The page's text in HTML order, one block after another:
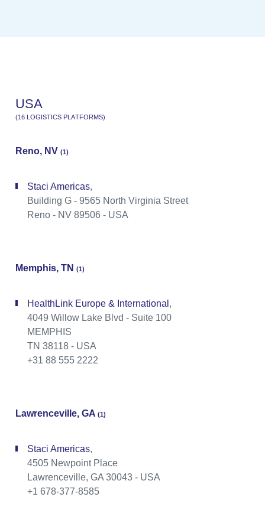
USA
(1 6 OG ST CS P ATFO RMS)
Reno, NV (1)
Staci Americas,
Building G - 9565 North Virginia Street
Reno - NV 89506 - USA
Memphis, TN (1)
HealthLink Europe & International ,
4049 Willow Lake Blvd - Suite 100
MEMPHIS
TN 38118 - USA
+31 88 555 2222
Lawrenceville, GA (1)
Staci Americas,
4505 Newpoint Place
Lawrenceville, GA 30043 - USA
+1 678-377-8585